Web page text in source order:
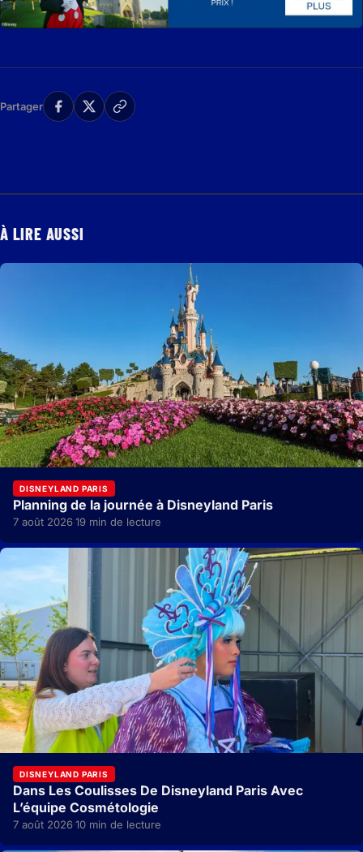
Partager
À LIRE AUSSI
DISNEYLAND PARIS
Planning de la journée à Disneyland Paris
7 août 2026·19 min de lecture
DISNEYLAND PARIS
Dans Les Coulisses De Disneyland Paris Avec
L’équipe Cosmétologie
7 août 2026·10 min de lecture